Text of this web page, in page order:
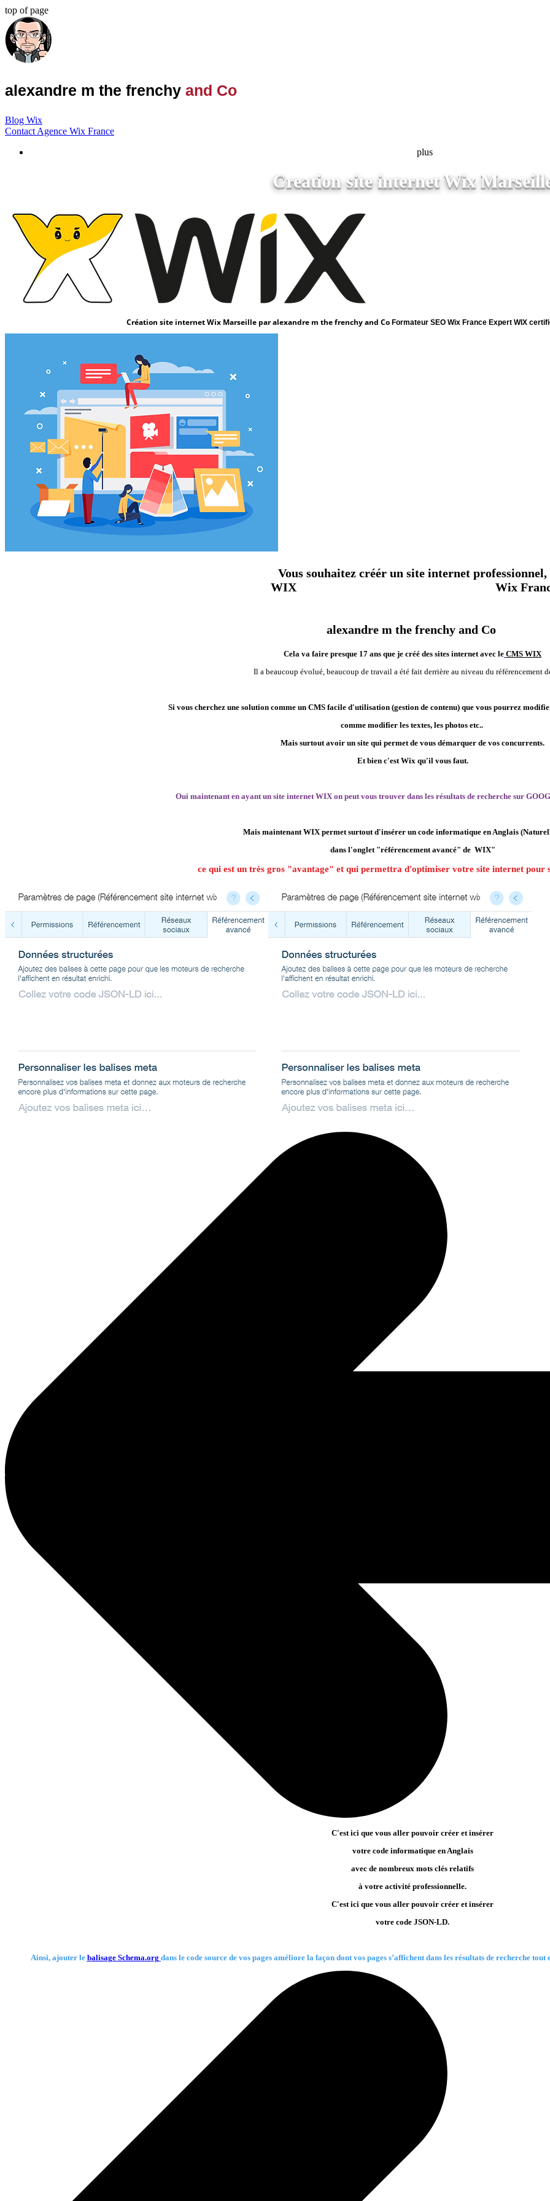
top of page
alexandre m the frenchy and Co
Blog Wix
Contact Agence Wix France
plus
Creation site internet Wix
Création site internet Wix Marseille par alexandre m the frenchy and Co Formateur SEO Wix France Expert WIX
Vous souhaitez créér un site internet professionnel,
WIX
Wix
alexandre m the frenchy and Co.
Cela va faire presque 17 ans que je créé des sites internet avec le CMS WIX
Il a beaucoup évolué, beaucoup de travail a été fait derrière au niveau du référencement
Si vous cherchez une solution comme un CMS facile d'utilisation (gestion de contenu) que vous pourrez
comme modifier les textes, les photos etc..
Mais surtout avoir un site qui permet de vous démarquer de vos concurrents.
Et bien c'est Wix qu'il vous faut.
Oui maintenant en ayant un site internet WIX on peut vous trouver dans les résultats de recherche sur
Mais maintenant WIX permet surtout d'insérer un code informatique en Anglais
dans l'onglet "référencement avancé" de WIX"
ce qui est un très gros "avantage" et qui permettra d'optimiser votre site internet pour
C'est ici que vous aller pouvoir créer et insérer
votre code informatique en Anglais
avec de nombreux mots clés relatifs
à votre activité professionnelle.
C'est ici que vous aller pouvoir créer et insérer
votre code JSON-LD.
Ainsi, ajouter le balisage Schema.org dans le code source de vos pages améliore la façon dont vos pages s’affichent dans les résultats de recherche